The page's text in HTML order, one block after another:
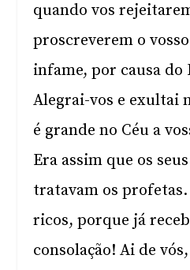
quando vos
proscreverem o
infame, por causa
Alegrai-vos e exultai
é grande no Céu a
Era assim que os
tratavam os profetas.
ricos, porque já
consolação! Ai de